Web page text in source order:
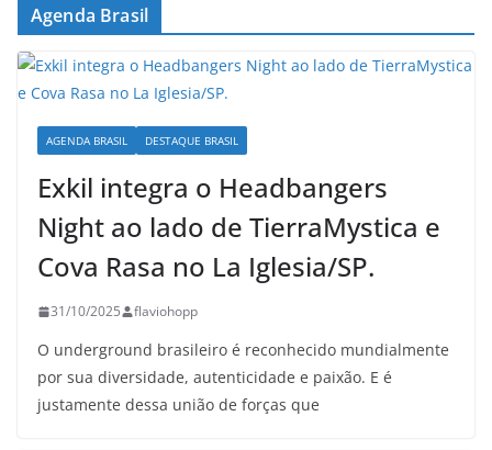
Agenda Brasil
AGENDA BRASIL DESTAQUE BRASIL
Exkil integra o Headbangers
Night ao lado de TierraMystica e
Cova Rasa no La Iglesia/SP.
31/10/2025 flaviohopp
O underground brasileiro é reconhecido mundialmente
por sua diversidade, autenticidade e paixão. E é
justamente dessa união de forças que